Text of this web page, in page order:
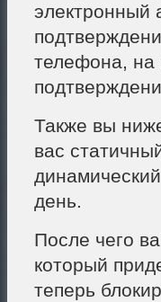
электронный
телефона, на
Также вы
вас
день.
После чего
который
теперь